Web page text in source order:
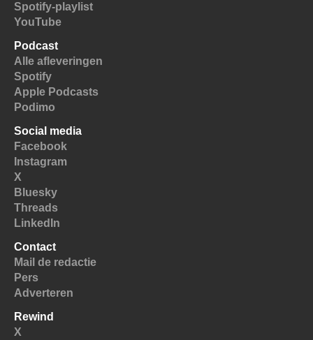
Spotify-playlist
YouTube
Podcast
Alle afleveringen
Spotify
Apple Podcasts
Podimo
Social media
Facebook
Instagram
X
Bluesky
Threads
LinkedIn
Contact
Mail de redactie
Pers
Adverteren
Rewind
X